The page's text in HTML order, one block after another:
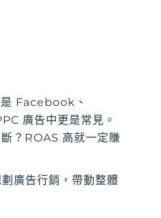
Facebook、
廣告中更是常見。
？ROAS 高就一定賺
廣告行銷，帶動整體